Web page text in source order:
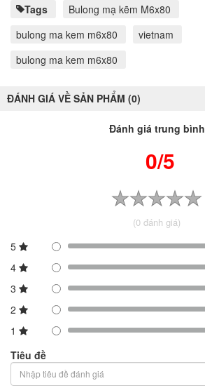
Tags
Bulong mạ kẽm M6x80
bulong ma kem m6x80
vietnam
bulong ma kem m6x80
ĐÁNH GIÁ VỀ SẢN PHẨM (0)
Đánh giá trung bình
0/5
(0 đánh giá)
5
4
3
2
1
Tiêu đề